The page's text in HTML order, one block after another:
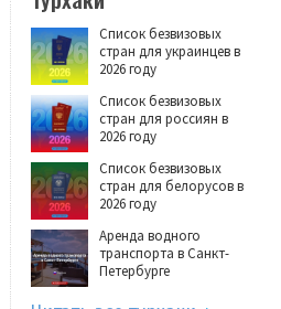
Список безвизовых
стран для украинцев в
2026 году
Список безвизовых
стран для россиян в
2026 году
Список безвизовых
стран для белорусов в
2026 году
Аренда водного
транспорта в Санкт-
Петербурге